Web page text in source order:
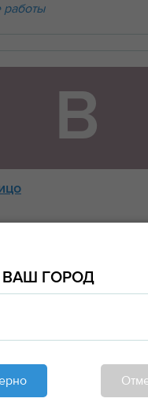
В
недели назад
Стрела 3 тонны
ВАШ ГОРОД